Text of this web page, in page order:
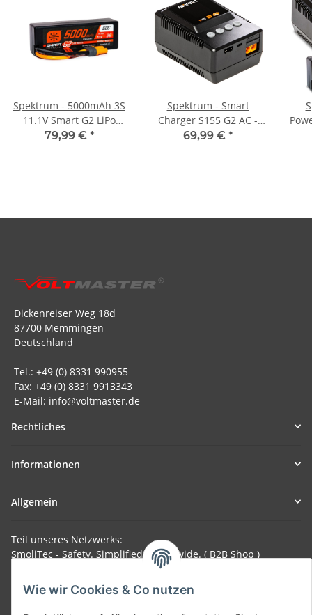
Wie wir Cookies & Co nutzen
Spektrum - 5000mAh 3S
11.1V Smart G2 LiPo
Hardcase IC5 - 50C
79,99 € *
Spektrum - Smart
Charger S155 G2 AC -
55W
69,99 € *
Dickenreiser Weg 18d
87700 Memmingen
Deutschland
Tel.: +49 (0) 8331 990955
Fax: +49 (0) 8331 9913343
E-Mail: info@voltmaster.de
Rechtliches
Informationen
Allgemein
Teil unseres Netzwerks:
SmoliTec - Safety. Simplified. Worldwide. ( B2B Shop )
Vertrag widerrufen